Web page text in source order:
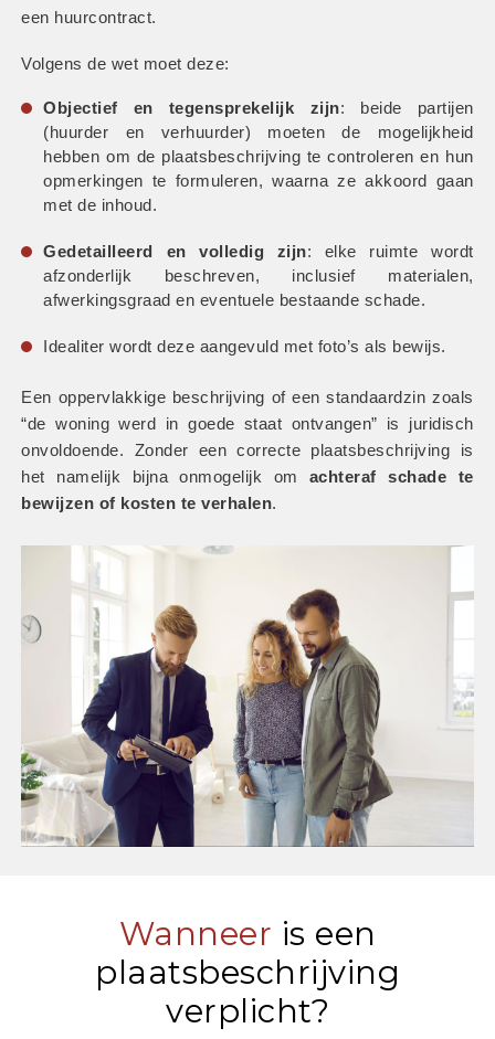
een huurcontract.
Volgens de wet moet deze:
Objectief en tegensprekelijk zijn: beide partijen
(huurder en verhuurder) moeten de mogelijkheid
hebben om de plaatsbeschrijving te controleren en hun
opmerkingen te formuleren, waarna ze akkoord gaan
met de inhoud.
Gedetailleerd en volledig zijn: elke ruimte wordt
afzonderlijk beschreven, inclusief materialen,
afwerkingsgraad en eventuele bestaande schade.
Idealiter wordt deze aangevuld met foto’s als bewijs.
Een oppervlakkige beschrijving of een standaardzin zoals
“de woning werd in goede staat ontvangen” is juridisch
onvoldoende. Zonder een correcte plaatsbeschrijving is
het namelijk bijna onmogelijk om
achteraf schade te
bewijzen of kosten te verhalen.
Wanneer is een
plaatsbeschrijving
verplicht?